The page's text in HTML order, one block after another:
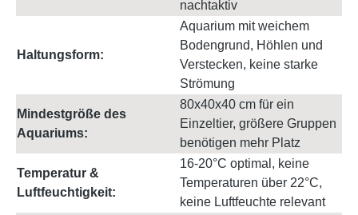
nachtaktiv
Haltungsform:
Aquarium mit weichem
Bodengrund, Höhlen und
Verstecken, keine starke
Strömung
Mindestgröße des
Aquariums:
80x40x40 cm für ein
Einzeltier, größere Gruppen
benötigen mehr Platz
Temperatur &
Luftfeuchtigkeit:
16-20°C optimal, keine
Temperaturen über 22°C,
keine Luftfeuchte relevant